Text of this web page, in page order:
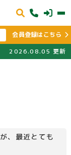
会員登録はこちら
2026.08.05 更新
、最近とても